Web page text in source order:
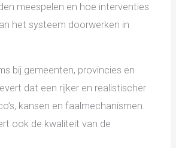
meespelen en hoe interventies
het systeem doorwerken in
bij gemeenten, provincies en
dat een rijker en realistischer
kansen en faalmechanismen.
ook de kwaliteit van de